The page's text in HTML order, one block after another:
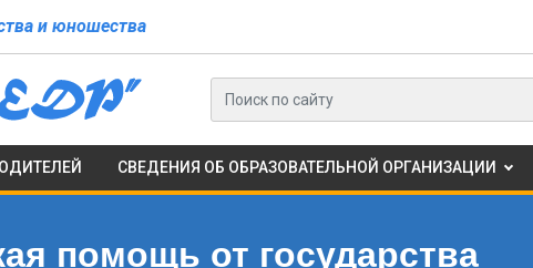
и юношества
СВЕДЕНИЯ ОБ ОБРАЗОВАТЕЛЬНОЙ ОРГАНИЗАЦИИ
помощь от государства